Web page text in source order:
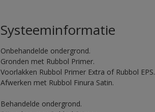
Systeeminformatie
Onbehandelde ondergrond.
Gronden met Rubbol Primer.
Voorlakken Rubbol Primer Extra of Rubbol EPS.
Afwerken met Rubbol Finura Satin.
Behandelde ondergrond.